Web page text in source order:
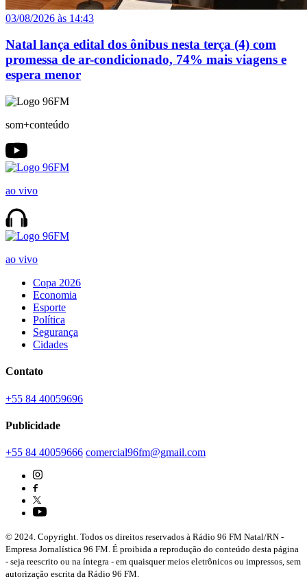
03/08/2026 às 14:43
Natal lança edital dos ônibus nesta terça (4) com
promessa de ar-condicionado, 74% mais viagens e
espera menor
som+conteúdo
ao vivo
ao vivo
Copa 2026
Economia
Esporte
Política
Segurança
Cidades
Contato
+55 84 40059696
Publicidade
+55 84 40059666 comercial96fm@gmail.com
© 2024. Copyright. Todos os direitos reservados à Rádio 96 FM Natal/RN -
Empresa Jornalística 96 FM. É proibida a reprodução do conteúdo desta página
- seja reescrito ou na íntegra - em quaisquer meios eletrônicos ou impressos, sem
autorização escrita da Rádio 96 FM.